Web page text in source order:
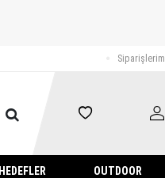
Siparişlerim
HEDEFLER OUTDOOR